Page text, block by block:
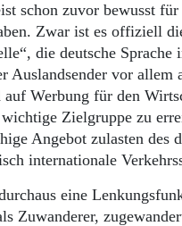
schon zuvor bewusst
Zwar ist es offiziell
die deutsche Sprache
Auslandsender vor allem
Werbung für den
Zielgruppe zu
Angebot zulasten des
internationale
eine
Zuwanderer,